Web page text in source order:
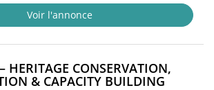
Voir l'annonce
HERITAGE CONSERVATION,
& CAPACITY BUILDING